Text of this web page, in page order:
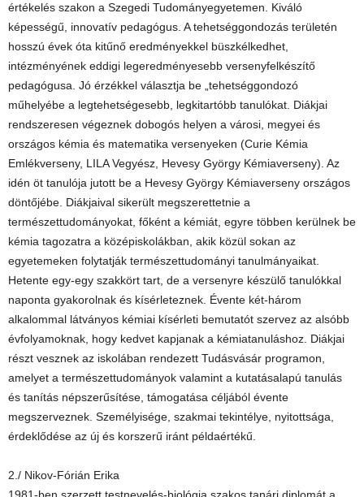
értékelés szakon a Szegedi Tudományegyetemen. Kiváló
képességű, innovatív pedagógus. A tehetséggondozás területén
hosszú évek óta kitűnő eredményekkel büszkélkedhet,
intézményének eddigi legeredményesebb versenyfelkészítő
pedagógusa. Jó érzékkel választja be „tehetséggondozó
műhelyébe a legtehetségesebb, legkitartóbb tanulókat. Diákjai
rendszeresen végeznek dobogós helyen a városi, megyei és
országos kémia és matematika versenyeken (Curie Kémia
Emlékverseny, LILA Vegyész, Hevesy György Kémiaverseny). Az
idén öt tanulója jutott be a Hevesy György Kémiaverseny országos
döntőjébe. Diákjaival sikerült megszerettetnie a
természettudományokat, főként a kémiát, egyre többen kerülnek be
kémia tagozatra a középiskolákban, akik közül sokan az
egyetemeken folytatják természettudományi tanulmányaikat.
Hetente egy-egy szakkört tart, de a versenyre készülő tanulókkal
naponta gyakorolnak és kísérleteznek. Évente két-három
alkalommal látványos kémiai kísérleti bemutatót szervez az alsóbb
évfolyamoknak, hogy kedvet kapjanak a kémiatanuláshoz. Diákjai
részt vesznek az iskolában rendezett Tudásvásár programon,
amelyet a természettudományok valamint a kutatásalapú tanulás
és tanítás népszerűsítése, támogatása céljából évente
megszerveznek. Személyisége, szakmai tekintélye, nyitottsága,
érdeklődése az új és korszerű iránt példaértékű.
2./ Nikov-Fórián Erika